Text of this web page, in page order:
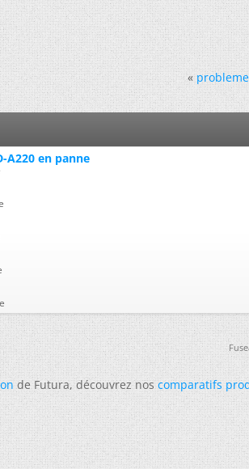
«
en panne
de Futura, découvrez noscomparatifs